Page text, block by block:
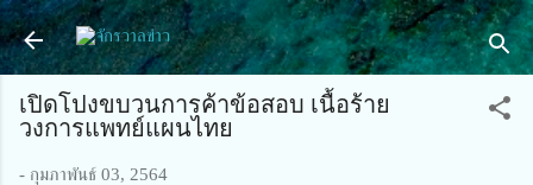
ข้ามไปที่เนื้อหาหลัก
เปิดโปงขบวนการค้าข้อสอบ​ เนื้อร้าย
วงการแพทย์แผนไทย
- กุมภาพันธ์ 03, 2564